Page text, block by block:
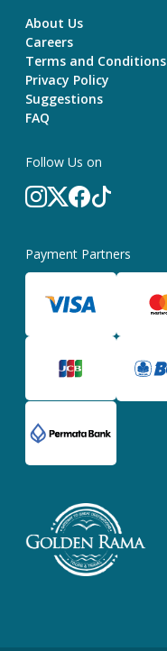
About Us
Careers
Terms and Conditions
Privacy Policy
Suggestions
FAQ
Follow Us on
Payment Partners